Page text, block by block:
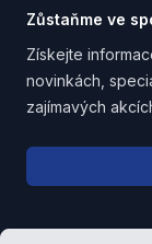
Zůstaňme ve
Získejte
novinkách,
zajímavých
Email address